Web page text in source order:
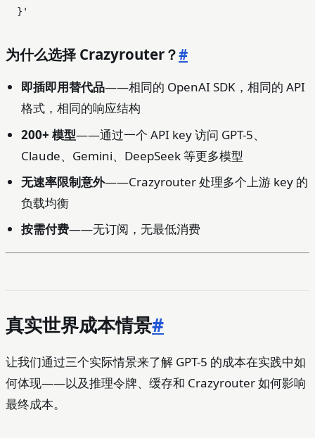
  }'
为什么选择 Crazyrouter？#
即插即用替代品——相同的 OpenAI SDK，相同的 API
格式，相同的响应结构
200+ 模型——通过一个 API key 访问 GPT-5、
Claude、Gemini、DeepSeek 等更多模型
无速率限制意外——Crazyrouter 处理多个上游 key 的
负载均衡
按需付费——无订阅，无最低消费
真实世界成本情景#
让我们通过三个实际情景来了解 GPT-5 的成本在实践中如
何体现——以及推理令牌、缓存和 Crazyrouter 如何影响
最终成本。